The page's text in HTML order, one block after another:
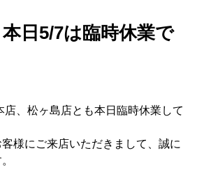
日5/7は臨時休業で
店、松ヶ島店とも本日臨時休業して
様にご来店いただきまして、誠に